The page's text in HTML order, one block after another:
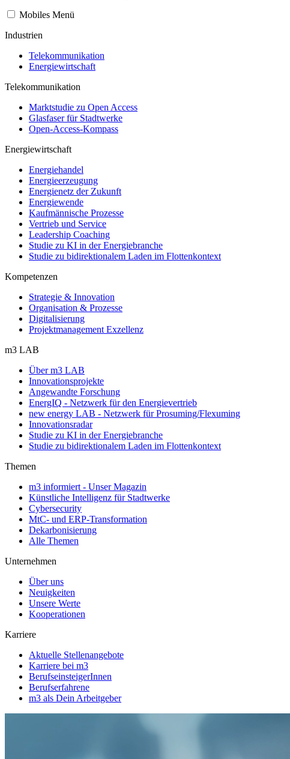
Mobiles Menü
Industrien
Telekommunikation
Energiewirtschaft
Telekommunikation
Marktstudie zu Open Access
Glasfaser für Stadtwerke
Open-Access-Kompass
Energiewirtschaft
Energiehandel
Energieerzeugung
Energienetz der Zukunft
Energiewende
Kaufmännische Prozesse
Vertrieb und Service
Leadership Coaching
Studie zu KI in der Energiebranche
Studie zu bidirektionalem Laden im Flottenkontext
Kompetenzen
Strategie & Innovation
Organisation & Prozesse
Digitalisierung
Projektmanagement Exzellenz
m3 LAB
Über m3 LAB
Innovationsprojekte
Angewandte Forschung
EnergIQ - Netzwerk für den Energievertrieb
new energy LAB - Netzwerk für Prosuming/Flexuming
Innovationsradar
Studie zu KI in der Energiebranche
Studie zu bidirektionalem Laden im Flottenkontext
Themen
m3 informiert - Unser Magazin
Künstliche Intelligenz für Stadtwerke
Cybersecurity
MtC- und ERP-Transformation
Dekarbonisierung
Alle Themen
Unternehmen
Über uns
Neuigkeiten
Unsere Werte
Kooperationen
Karriere
Aktuelle Stellenangebote
Karriere bei m3
BerufseinsteigerInnen
Berufserfahrene
m3 als Dein Arbeitgeber